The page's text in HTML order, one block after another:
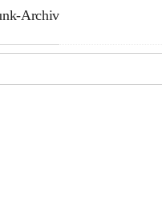
Archiv